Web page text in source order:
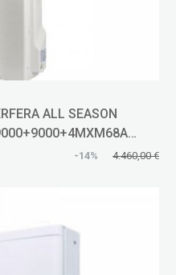
ALL SEASON
-14% 4.460,00 €